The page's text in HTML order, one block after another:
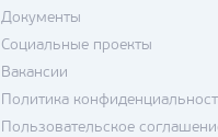
Документы
Социальные проекты
Вакансии
Политика
Пользовательское